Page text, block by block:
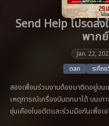
Send Help โปรดส่
พาก
Jan. 22,
ตลก
ระทึก
สองเพื่อนร่วมงานต้องมาติดอยู่บน
เหตุการณ์เครื่องบินตกมาได้ บนเก
ขุ่นเคืองในอดีตและร่วมมือกันเพื่อเ